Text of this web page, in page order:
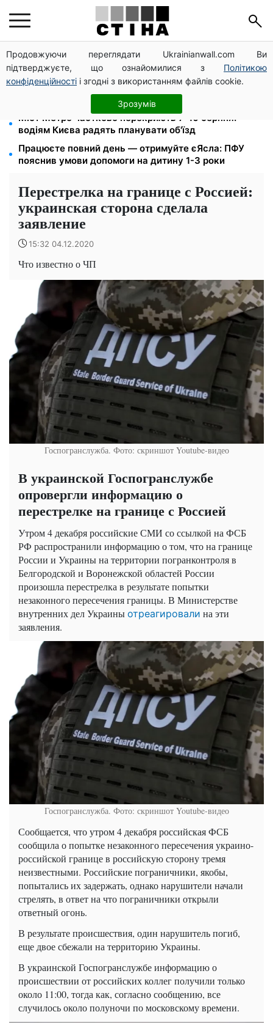
Продовжуючи переглядати Ukrainianwall.com Ви
підтверджуєте, що ознайомилися з Політикою
конфіденційності і згодні з використанням файлів cookie.
Зрозумів
200+ тисяч у СЗЧ, мільйони в розшуку: Федоров
розкрив план реформи мобілізації та ТЦК
Допомога людям з інвалідністю I-II групи: DRC,
Acted і NP реєструють просто вдома на Херсонщині
Міст Метро частково перекриють 7-10 серпня:
водіям Києва радять планувати об'їзд
Працюєте повний день — отримуйте єЯсла: ПФУ
пояснив умови допомоги на дитину 1-3 роки
Перестрелка на границе с Россией:
украинская сторона сделала
заявление
15:32 04.12.2020
Что известно о ЧП
Госпогранслужба. Фото: скриншот Youtube-видео
В украинской Госпогранслужбе
опровергли информацию о
перестрелке на границе с Россией
Утром 4 декабря российские СМИ со ссылкой на ФСБ
РФ распространили информацию о том, что на границе
России и Украины на территории погранконтроля в
Белгородской и Воронежской областей России
произошла перестрелка в результате попытки
незаконного пересечения границы. В Министерстве
внутренних дел Украины отреагировали на эти
заявления.
Госпогранслужба. Фото: скриншот Youtube-видео
Сообщается, что утром 4 декабря российская ФСБ
сообщила о попытке незаконного пересечения украино-
российской границе в российскую сторону тремя
неизвестными. Российские пограничники, якобы,
попытались их задержать, однако нарушители начали
стрелять, в ответ на что пограничники открыли
ответный огонь.
В результате происшествия, один нарушитель погиб,
еще двое сбежали на территорию Украины.
В украинской Госпогранслужбе информацию о
происшествии от российских коллег получили только
около 11:00, тогда как, согласно сообщению, все
случилось около полуночи по московскому времени.